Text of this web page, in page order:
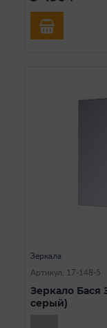
Зеркала
Артикул: 17-148-5
Зеркало Бася
серый)